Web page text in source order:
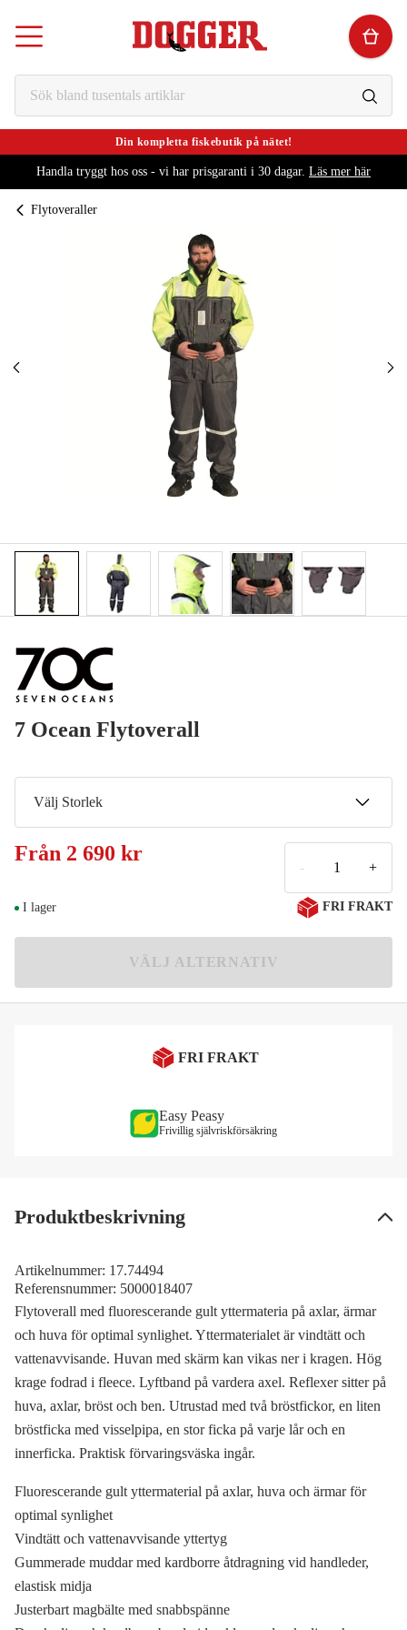
Din kompletta fiskebutik på nätet!
Handla tryggt hos oss - vi har prisgaranti i 30 dagar. Läs mer här
Flytoveraller
7 Ocean Flytoverall
Välj Storlek
Medium
2 690 kr
2 690 kr
Meddela mig
Från 2 690 kr
- +
I lager FRI FRAKT
VÄLJ ALTERNATIV
FRI FRAKT
Easy Peasy
Frivillig självriskförsäkring
Produktbeskrivning
Artikelnummer: 17.74494
Referensnummer: 5000018407
Flytoverall med fluorescerande gult yttermateria på axlar, ärmar
och huva för optimal synlighet. Yttermaterialet är vindtätt och
vattenavvisande. Huvan med skärm kan vikas ner i kragen. Hög
krage fodrad i fleece. Lyftband på vardera axel. Reflexer sitter på
huva, axlar, bröst och ben. Utrustad med två bröstfickor, en liten
bröstficka med visselpipa, en stor ficka på varje lår och en
innerficka. Praktisk förvaringsväska ingår.
Fluorescerande gult yttermaterial på axlar, huva och ärmar för
optimal synlighet
Vindtätt och vattenavvisande yttertyg
Gummerade muddar med kardborre åtdragning vid handleder,
elastisk midja
Justerbart magbälte med snabbspänne